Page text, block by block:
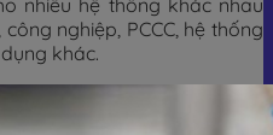
nghiệp, PCCC, hệ thống
khác.